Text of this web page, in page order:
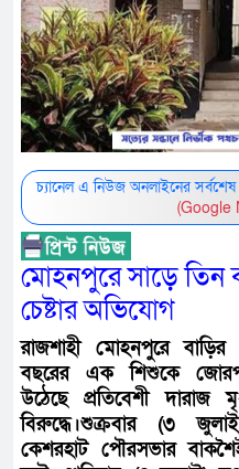
চ্যানেল এ নিউজ অনলাইনের
(Google
মোহনপুরে সাড়ে তিন
চেষ্টার অভিযোগ
রাজশাহী মোহনপুরে
বছরের এক শিশুকে
উঠেছে প্রতিবেশী
বিরুদ্ধে।শুক্রবার (৩
কেশরহাট পৌরসভার